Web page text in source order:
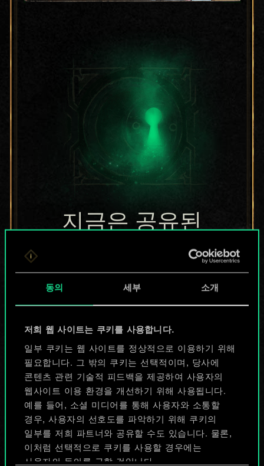
동의 세부 소개
저희 웹 사이트는 쿠키를 사용합니다.
일부 쿠키는 웹 사이트를 정상적으로 이용하기 위해
필요합니다. 그 밖의 쿠키는 선택적이며, 당사에
콘텐츠 관련 기술적 피드백을 제공하여 사용자의
웹사이트 이용 환경을 개선하기 위해 사용됩니다.
예를 들어, 소셜 미디어를 통해 사용자와 소통할
경우, 사용자의 선호도를 파악하기 위해 쿠키의
일부를 저희 파트너와 공유할 수도 있습니다. 물론,
이처럼 선택적으로 쿠키를 사용할 경우에는
사용자의 동의를 구할 것입니다.
지금은 공유된
카드들에 지나지
않지만
무궁무진한
가능성을 가지고
있습니다!
덱 이름 짓기 & 가이드 작성하기
덱 편집